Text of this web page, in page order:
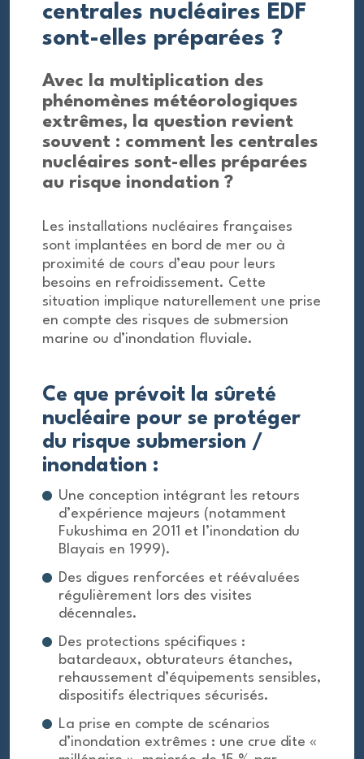
centrales nucléaires EDF
sont-elles préparées ?
Avec la multiplication des
phénomènes météorologiques
extrêmes, la question revient
souvent : comment les centrales
nucléaires sont-elles préparées
au risque inondation ?
Les installations nucléaires françaises
sont implantées en bord de mer ou à
proximité de cours d’eau pour leurs
besoins en refroidissement. Cette
situation implique naturellement une prise
en compte des risques de submersion
marine ou d’inondation fluviale.
Ce que prévoit la sûreté
nucléaire pour se protéger
du risque submersion /
inondation :
Une conception intégrant les retours
d’expérience majeurs (notamment
Fukushima en 2011 et l’inondation du
Blayais en 1999).
Des digues renforcées et réévaluées
régulièrement lors des visites
décennales.
Des protections spécifiques :
batardeaux, obturateurs étanches,
rehaussement d’équipements sensibles,
dispositifs électriques sécurisés.
La prise en compte de scénarios
d’inondation extrêmes : une crue dite «